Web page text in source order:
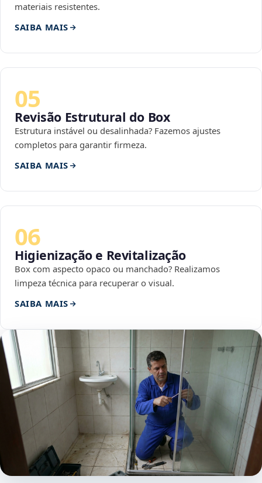
materiais resistentes.
SAIBA MAIS
05
Revisão Estrutural do Box
Estrutura instável ou desalinhada? Fazemos ajustes
completos para garantir firmeza.
SAIBA MAIS
06
Higienização e Revitalização
Box com aspecto opaco ou manchado? Realizamos
limpeza técnica para recuperar o visual.
SAIBA MAIS